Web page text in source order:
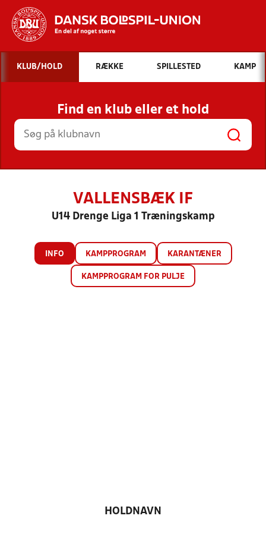
Hvad vil du søge efter?
INDHOLD OG NYHEDER
STILLINGER, RESULTATER, KLUBBER OG
HOLD
KLUB/HOLD RÆKKE SPILLESTED KAMP
Find en klub eller et hold
VALLENSBÆK IF
U14 Drenge Liga 1 Træningskamp
INFO KAMPPROGRAM KARANTÆNER
KAMPPROGRAM FOR PULJE
HOLDNAVN